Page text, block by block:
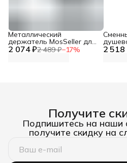
2 074 ₽2 489 ₽−17%
Металлический
держатель MosSeller для
смартфона с 2 518
L750,
Получите
Подпишитесь на наши
получите скидку на